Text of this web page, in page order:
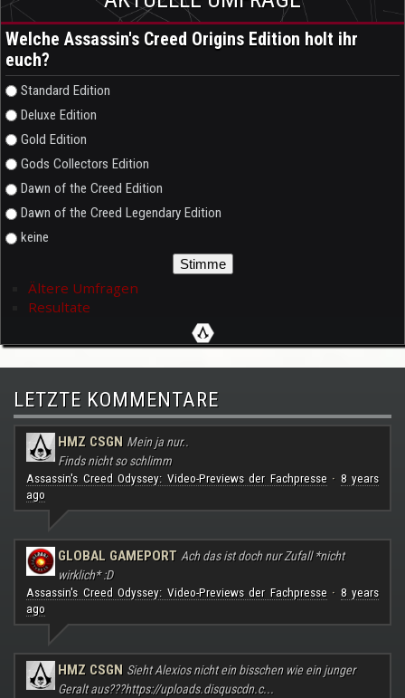
Welche Assassin's Creed Origins Edition holt ihr
euch?
Auswahlmöglichkeiten
Standard Edition
Deluxe Edition
Gold Edition
Gods Collectors Edition
Dawn of the Creed Edition
Dawn of the Creed Legendary Edition
keine
Ältere Umfragen
Resultate
LETZTE KOMMENTARE
HMZ CSGN Mein ja nur..
Finds nicht so schlimm
Assassin's Creed Odyssey: Video-Previews der Fachpresse· 8 years
ago
GLOBAL GAMEPORT Ach das ist doch nur Zufall *nicht
wirklich* :D
Assassin's Creed Odyssey: Video-Previews der Fachpresse· 8 years
ago
HMZ CSGN Sieht Alexios nicht ein bisschen wie ein junger
Geralt aus???https://uploads.disquscdn.c...